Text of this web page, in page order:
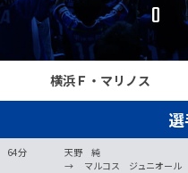
0
横浜Ｆ・マリノス
64分
天野 純
→
マルコス ジュニオール